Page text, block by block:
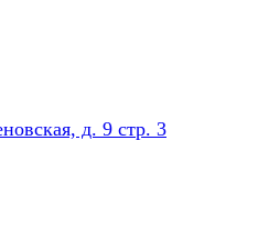
д. 9 стр. 3